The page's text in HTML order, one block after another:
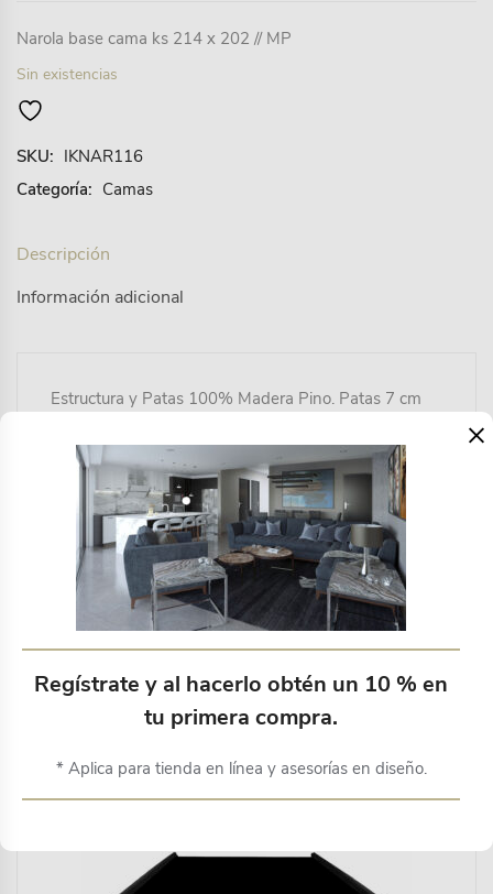
5
Narola base cama ks 214 x 202 // MP
Sin existencias
SKU: IKNAR116
Categoría: Camas
Descripción
Información adicional
Estructura y Patas 100% Madera Pino. Patas 7 cm
HENRY 100% poliester. Catalogo TERCIOPELO.
Colores: Beige, Gris Claro, Gris Oscuro, Azul Cobalto,
Productos relacionados
×
Regístrate y al hacerlo obtén un 10 % en
tu primera compra.
* Aplica para tienda en línea y asesorías en diseño.